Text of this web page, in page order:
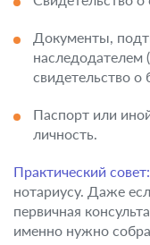
Документы,
наследодателем
свидетельство о
Паспорт или
личность.
Практический совет:
нотариусу. Даже
первичная
именно нужно